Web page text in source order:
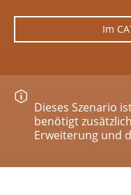
Im
Dieses Szenario
benötigt
Erweiterung und